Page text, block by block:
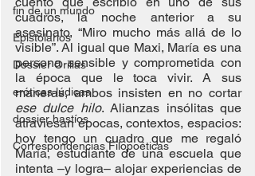
fin de un mundo
Epistolarios
Dossier Orillas
eróticas lúdicas
dossier hastíos
Correspondencias Filopoéticas
cuadros, la noche anterior a su
asesinato, “Miro mucho más allá de lo
visible”. Al igual que Maxi, María es una
persona sensible y comprometida con
la época que le toca vivir. A sus
maneras, ambos insisten en no cortar
ese dulce hilo. Alianzas insólitas que
atraviesan épocas, contextos, espacios:
hoy tengo un cuadro que me regaló
María, estudiante de una escuela que
intenta –y logra– alojar experiencias de